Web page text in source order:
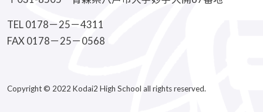
TEL 0178－25－4311
FAX 0178－25－0568
Copyright © 2022 Kodai2 High School all rights reserved.